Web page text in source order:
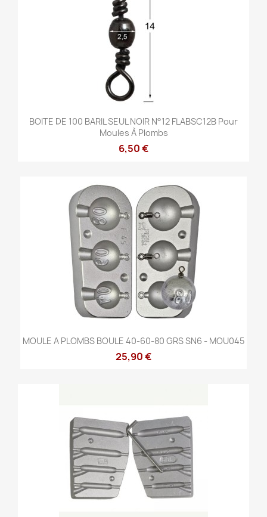
BOITE DE 100 BARIL SEUL NOIR N°12 FLABSC12B Pour
Moules À Plombs
6,50 €
MOULE A PLOMBS BOULE 40-60-80 GRS SN6 - MOU045
25,90 €